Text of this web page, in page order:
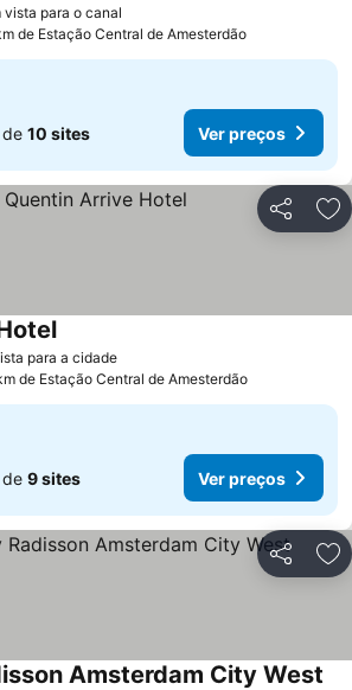
vista para o canal
de Estação Central de Amesterdão
10 sites Ver preços
Partilhar
para a cidade
de Estação Central de Amesterdão
9 sites Ver preços
Partilhar
Amsterdam City West